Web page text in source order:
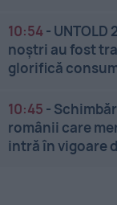
10:54- UNTOLD
noștri au fost
glorifică
10:45 -
românii care
intră în vigoare